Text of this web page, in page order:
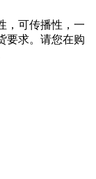
，可传播性，一
要求。请您在购